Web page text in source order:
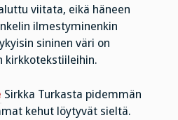
viitata, eikä häneen
ilmestyminenkin
sininen väri on
kirkkotekstiileihin.
Sirkka Turkasta pidemmän
kehut löytyvät sieltä.